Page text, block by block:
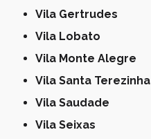
Vila Gertrudes
Vila Lobato
Vila Monte Alegre
Vila Santa Terezinha
Vila Saudade
Vila Seixas